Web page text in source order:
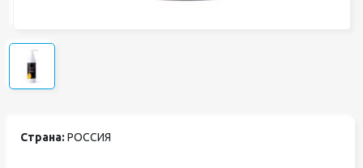
Страна: РОССИЯ